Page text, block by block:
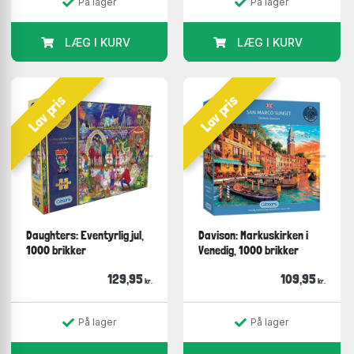
LÆG I KURV LÆG I KURV
Lav pris
Daughters: Eventyrlig jul,
1000 brikker
129,95 kr.
På lager
Lav pris
Davison: Markuskirken i
Venedig, 1000 brikker
109,95 kr.
På lager